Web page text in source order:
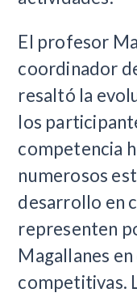
El profesor
coordinador
resaltó la
los
competencia
numerosos
desarrollo en
representen
Magallanes
competitivas.